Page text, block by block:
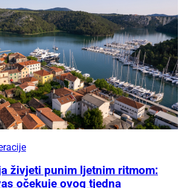
živjeti punim ljetnim ritmom:
očekuje ovog tjedna